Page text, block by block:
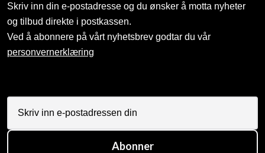
Skriv inn din e-postadresse og du ønsker å motta nyheter
og tilbud direkte i postkassen.
Ved å abonnere på vårt nyhetsbrev godtar du vår
personvernerklæring
Abonner